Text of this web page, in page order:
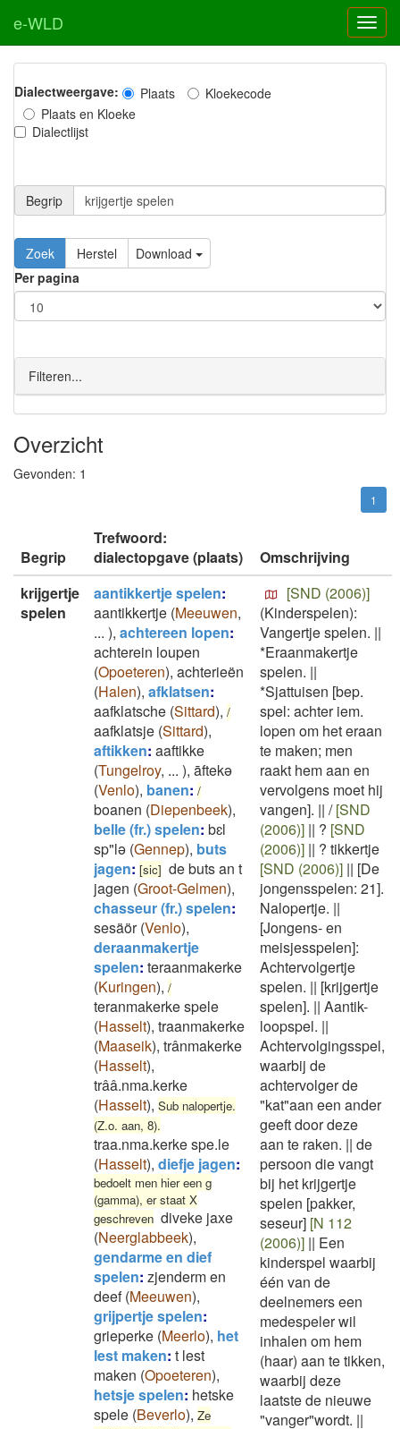
e-WLD
Dialectweergave: Plaats
Kloekecode
Plaats en Kloeke
Dialectlijst
Begrip
Zoek Herstel
Download
Per pagina
Filteren...
Overzicht
Gevonden: 1
1
Begrip
Trefwoord:
dialectopgave (plaats)
Omschrijving
krijgertje
spelen
aantikkertje spelen:
aantikkertje (Meeuwen,
... ), achtereen lopen:
achterein loupen
(Opoeteren), achterieën
(Halen), afklatsen:
aafklatsche (Sittard), /
aafklatsje (Sittard),
aftikken: aaftikke
(Tungelroy, ... ), āftekə
(Venlo), banen: /
boanen (Diepenbeek),
belle (fr.) spelen: bɛl
sp"lə (Gennep), buts
jagen: [sic] de buts an t
jagen (Groot-Gelmen),
chasseur (fr.) spelen:
sesäör(Venlo),
deraanmakertje
spelen: teraanmakerke
(Kuringen), /
teranmakerke spele
(Hasselt), traanmakerke
(Maaseik), trânmakerke
(Hasselt),
trââ.nma.kerke
(Hasselt), Sub nalopertje.
(Z.o. aan, 8).
traa.nma.kerke spe.le
(Hasselt), diefje jagen:
bedoelt men hier een g
(gamma), er staat X
geschreven diveke jaxe
(Neerglabbeek),
gendarme en dief
spelen: zjenderm en
deef(Meeuwen),
grijpertje spelen:
grieperke (Meerlo), het
lest maken: t lest
maken (Opoeteren),
hetsje spelen: hetske
spele (Beverlo), Ze
[SND (2006)]
(Kinderspelen):
Vangertje spelen. ||
*Eraanmakertje
spelen. ||
*Sjattuisen [bep.
spel: achter iem.
lopen om het eraan
te maken; men
raakt hem aan en
vervolgens moet hij
vangen]. || /[SND
(2006)] || ? [SND
(2006)] || ? tikkertje
[SND (2006)] || [De
jongensspelen: 21].
Nalopertje. ||
[Jongens- en
meisjesspelen]:
Achtervolgertje
spelen. || [krijgertje
spelen]. || Aantik-
loopspel. ||
Achtervolgingsspel,
waarbij de
achtervolger de
"kat"aan een ander
geeft door deze
aan te raken. || de
persoon die vangt
bij het krijgertje
spelen [pakker,
seseur] [N 112
(2006)] || Een
kinderspel waarbij
één van de
deelnemers een
medespeler wil
inhalen om hem
(haar) aan te tikken,
waarbij deze
laatste de nieuwe
"vanger"wordt. ||